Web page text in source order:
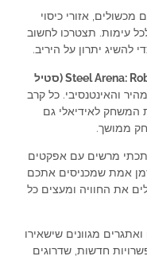
אזורי כיסוי
עימות. תצטרכו לחשוב
להשיג יתרון על היריב.
Steel Arena: Robot War (סטיל
והאינטנסיבי. כל קרב
לאידיאלי גם
ממושך.
מרשים עם אפקטים
אמת שמכניסים אתכם
את החוויה ומעצים כל
מגוונים שישאירו
חדשות, שדרוגים